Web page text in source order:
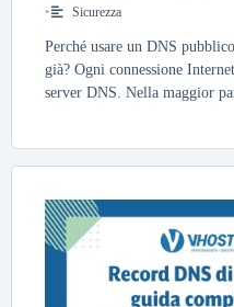
• Sicurezza
Perché usare un DNS
già? Ogni connessione
server DNS. Nella maggior